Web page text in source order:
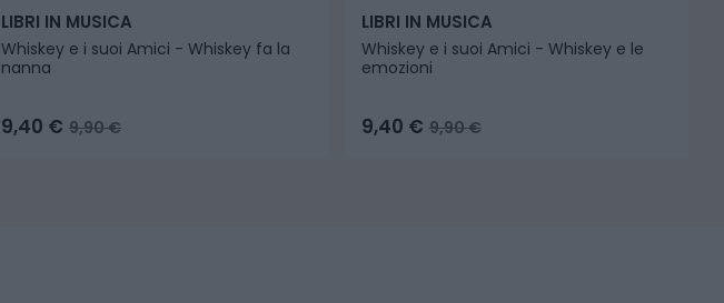
LIBRI IN MUSICA
Whiskey e i suoi Amici - Whiskey fa la
nanna
9,40 € 9,90€
LIBRI IN MUSICA
Whiskey e i suoi Amici - Whiskey e le
emozioni
9,40 € 9,90€